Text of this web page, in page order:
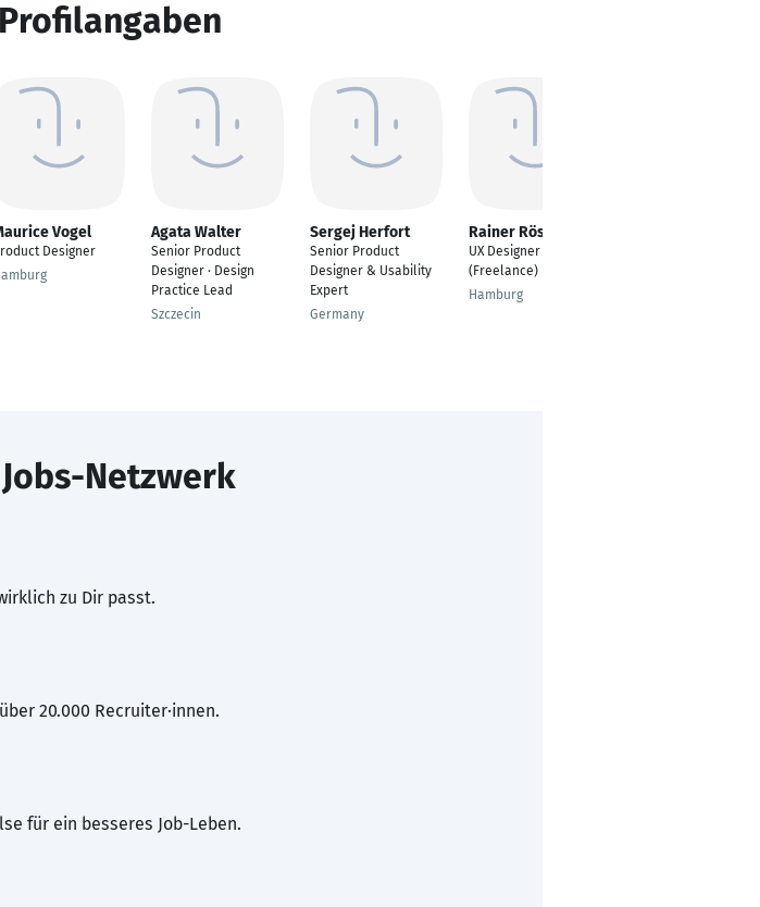
Vogel
Designer
Agata Walter
Senior Product
Designer · Design
Practice Lead
Szczecin
Sergej Herfort
Senior Product
Designer & Usability
Expert
Germany
Rainer Rösing
UX Designer
(Freelance)
Hamburg
Jobs-Netzwerk
zu Dir passt.
20.000 Recruiter·innen.
für ein besseres Job-Leben.